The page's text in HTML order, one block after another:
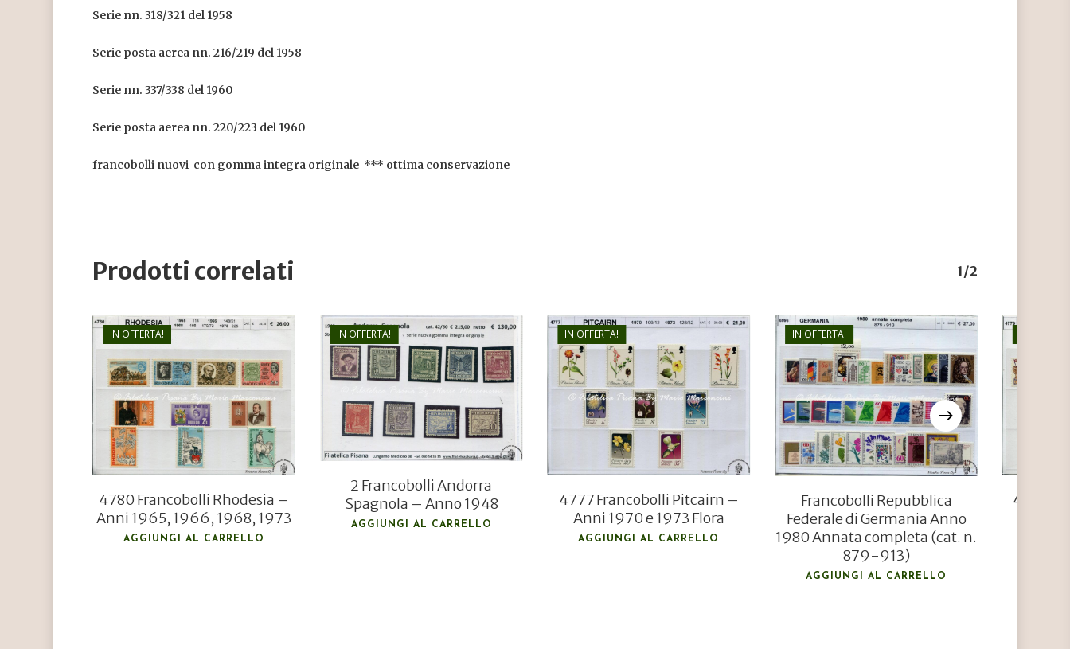
Serie nn. 318/321 del 1958
Serie posta aerea nn. 216/219 del 1958
Serie nn. 337/338 del 1960
Serie posta aerea nn. 220/223 del 1960
francobolli nuovi con gomma integra originale *** ottima conservazione
Prodotti correlati 1/2
IN OFFERTA!
€26,00
€18,00
4780 Francobolli Rhodesia –
Anni 1965, 1966, 1968, 1973
AGGIUNGI AL CARRELLO
IN OFFERTA!
€ 130,00
€90,00
2 Francobolli Andorra
Spagnola – Anno 1948
AGGIUNGI AL CARRELLO
IN OFFERTA!
€
21,00
€15,00
4777 Francobolli Pitcairn –
Anni 1970 e 1973 Flora
AGGIUNGI AL CARRELLO
IN OFFERTA!
€46,80
€31,50
Francobolli Repubblica
Federale di Germania Anno
1980 Annata completa (cat. n.
879-913)
AGGIUNGI AL CARRELLO
4779